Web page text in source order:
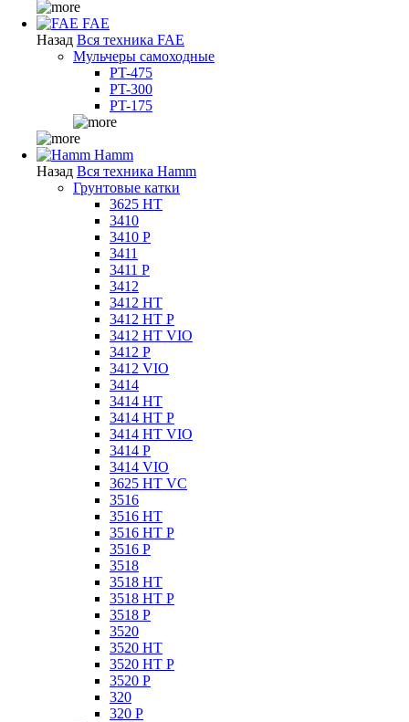
FAE
Назад Вся техника FAE
Мульчеры самоходные
PT-475
PT-300
PT-175
Hamm
Назад Вся техника Hamm
Грунтовые катки
3625 HT
3410
3410 P
3411
3411 P
3412
3412 HT
3412 HT P
3412 HT VIO
3412 P
3412 VIO
3414
3414 HT
3414 HT P
3414 HT VIO
3414 P
3414 VIO
3625 HT VC
3516
3516 HT
3516 HT P
3516 P
3518
3518 HT
3518 HT P
3518 P
3520
3520 HT
3520 HT P
3520 P
320
320 P